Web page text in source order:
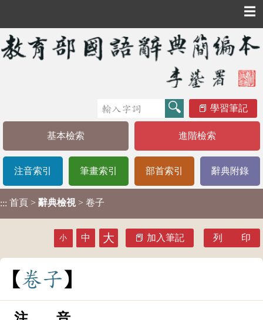
☰
學習筆記
基本檢索 進階檢索
注音索引 筆畫索引 部首索引 辭典附錄
::: 首頁 > 辭典檢視 > 卷子
小 中 大 加入筆記 列 印
卷子